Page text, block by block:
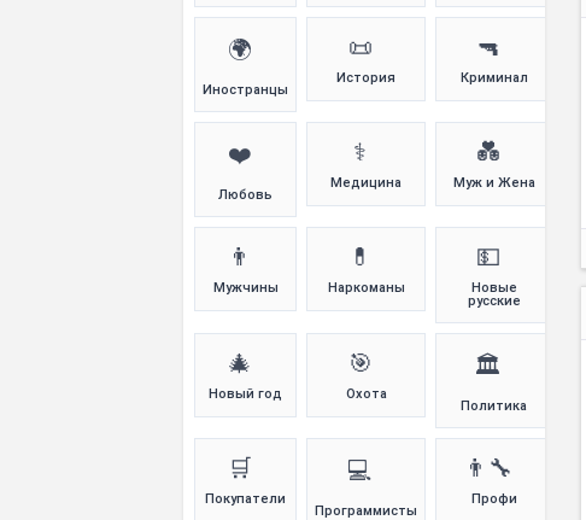
🌍
Иностранцы
📜
История
🔫
Криминал
❤️
Любовь
⚕️
Медицина
💑
Муж и Жена
👨
Мужчины
💊
Наркоманы
💵
Новые
русские
🎄
Новый год
🎯
Охота
🏛️
Политика
🛒
Покупатели
💻
Программисты
👨‍🔧
Профи